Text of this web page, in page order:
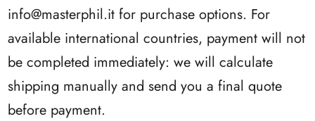
-
quantità
AGGIUNGI AL CARRELLO
info@masterphil.it for purchase options. For
available international countries, payment will not
be completed immediately: we will calculate
shipping manually and send you a final quote
before payment.